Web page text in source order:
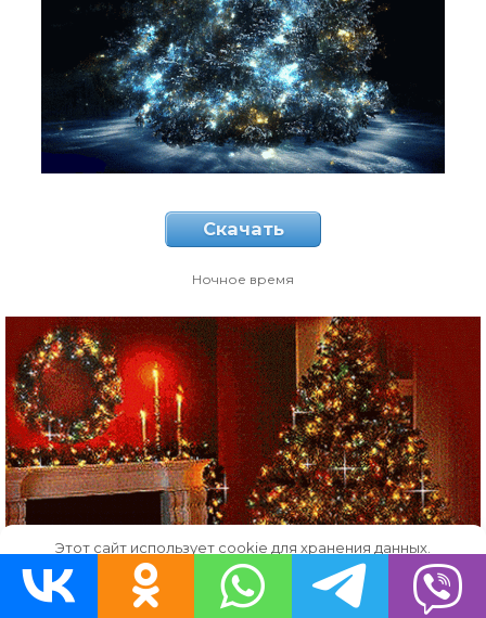
Скачать
Ночное время
Этот сайт использует cookie для хранения данных.
Продолжая использовать сайт, Вы даете свое согласие на
работу с этими файлами.
OK